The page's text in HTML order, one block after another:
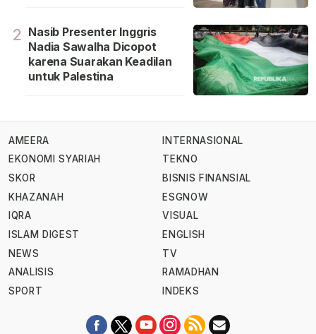
2 Nasib Presenter Inggris
Nadia Sawalha Dicopot
karena Suarakan Keadilan
untuk Palestina
AMEERA
EKONOMI SYARIAH
SKOR
KHAZANAH
IQRA
ISLAM DIGEST
NEWS
ANALISIS
SPORT
INTERNASIONAL
TEKNO
BISNIS FINANSIAL
ESGNOW
VISUAL
ENGLISH
TV
RAMADHAN
INDEKS